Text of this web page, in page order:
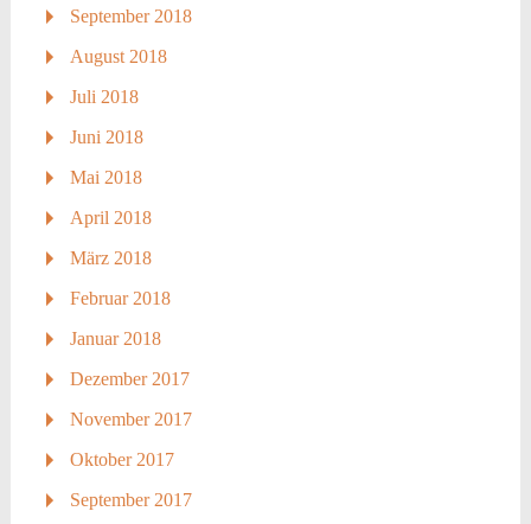
September 2018
August 2018
Juli 2018
Juni 2018
Mai 2018
April 2018
März 2018
Februar 2018
Januar 2018
Dezember 2017
November 2017
Oktober 2017
September 2017